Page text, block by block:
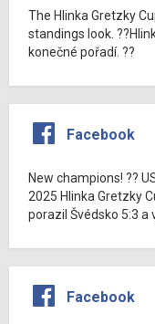
The Hlinka Gretzky
standings look.
konečné pořadí. ??
Facebook
New champions! ??
2025 Hlinka Gretzky
porazil Švédsko 5:3 a
Facebook